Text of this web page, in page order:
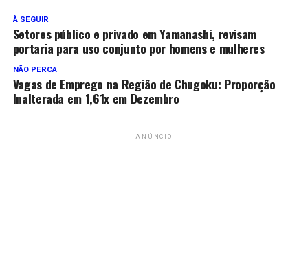
À SEGUIR
Setores público e privado em Yamanashi, revisam
portaria para uso conjunto por homens e mulheres
NÃO PERCA
Vagas de Emprego na Região de Chugoku: Proporção
Inalterada em 1,61x em Dezembro
ANÚNCIO